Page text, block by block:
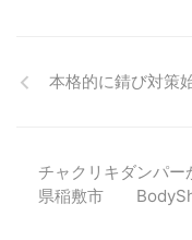
本格的に錆び対
チャクリキダンパ
県稲敷市